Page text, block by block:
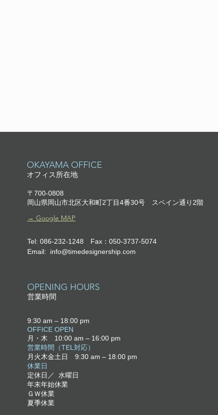
​OKAYAMA OFFICE
オフィス所在地
〒700-0808
岡山県岡山市北区大和町2丁目4番30号
スペイン通り2階
​→ Google MAP
Tel: 086-232-1248 Fax：050-3737-5074
Email: info@timedesignership.com
OPENING HOURS
営業時間
9:30 am – 18:00 pm
OFFICE OPEN
月・木 10:00 am – 16:00 pm
営業時間（TEL対応）
月火木金土日
9:30 am – 18:00 pm
​休業日
定休日／ 水曜日
年末年始休業
ＧＷ休業
夏季休業